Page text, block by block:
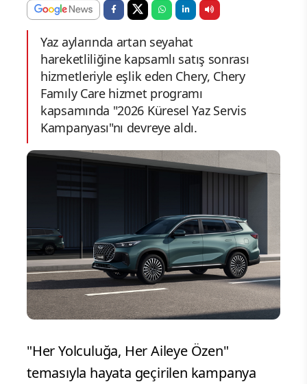
Yaz aylarında artan seyahat
hareketliliğine kapsamlı satış sonrası
hizmetleriyle eşlik eden Chery, Chery
Famıly Care hizmet programı
kapsamında "2026 Küresel Yaz Servis
Kampanyası"nı devreye aldı.
"Her Yolculuğa, Her Aileye Özen"
temasıyla hayata geçirilen kampanya